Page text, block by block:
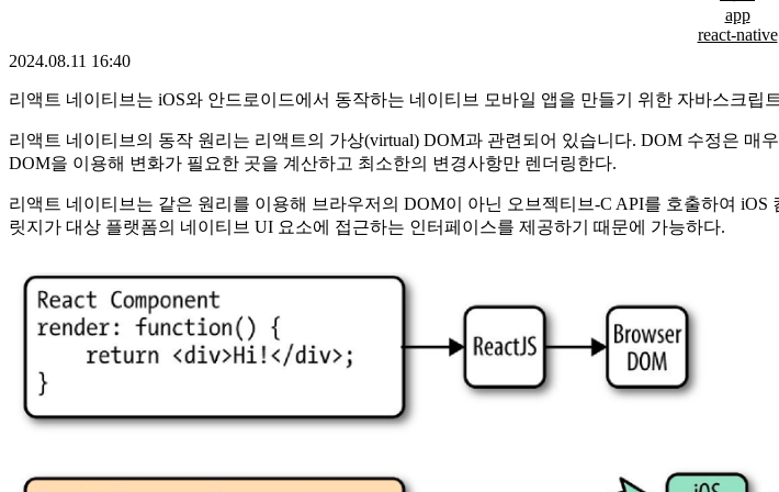
app
react-native
2024.08.11 16:40
리액트 네이티브는 iOS와 안드로이드에서 동작하는 네이티브 모바일 앱을 만들기 위한 자바스크립
리액트 네이티브의 동작 원리는 리액트의 가상(virtual) DOM과 관련되어 있습니다. DOM 수정은
DOM을 이용해 변화가 필요한 곳을 계산하고 최소한의 변경사항만 렌더링한다.
리액트 네이티브는 같은 원리를 이용해 브라우저의 DOM이 아닌 오브젝티브-C API를 호출하여
릿지가 대상 플랫폼의 네이티브 UI 요소에 접근하는 인터페이스를 제공하기 때문에 가능하다.